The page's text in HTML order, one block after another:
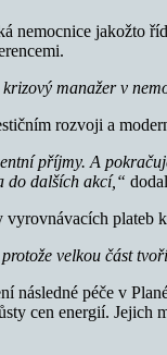
nemocnice jakožto
manažer v
rozvoji a
příjmy. A
do dalších akcí,“
velkou část
následné péče v
cen energií. Jejich